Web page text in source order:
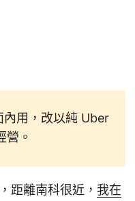
內用，改以純 Uber
營。
距離南科很近， 我在